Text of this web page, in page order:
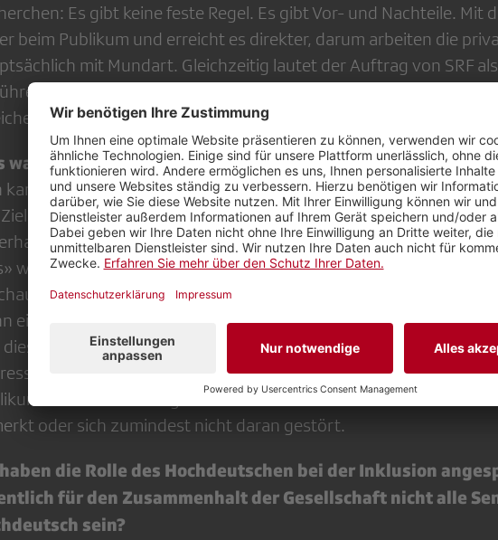
Es gibt keine feste Regel. Es gibt Vor- und Nachteile. Mit
beim Publikum und erreicht es direkter, darum arbeiten die
mit Mundart. Gleichzeitig lautet der Auftrag von SRF als
öffentliches Medium, alle Personen in der
– also auch die Westschweizer, die dort leben, oder
war die Schlussfolgerung?
kam zum Schluss: Wenn man möglichst alle Menschen erreichen
der Informationssendungen –, müsse man Hochdeutsch
hingegen funktioniere Mundart.
werden ja ohnehin fast nur von Deutschschweizerinnen und
Es gab aber auch wirtschaftliche Überlegungen dahinter:
ein Wirtschaftsredaktor für die Mittagssendung einen Beitrag
dann für das «Echo der Zeit» am Abend auf Hochdeutsch
ist: Nach der Umstellung wartete man sehr gespannt auf
Und die waren gleich null. Die Zuhörenden hatten die
oder sich zumindest nicht daran gestört.
die Rolle des Hochdeutschen bei der Inklusion
für den Zusammenhalt der Gesellschaft nicht alle
sein?